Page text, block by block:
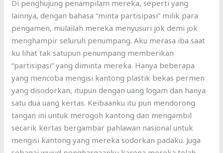
Di penghujung penampilam mereka, seperti yang
lainnya, dengan bahasa “minta partisipasi” milik para
pengamen, mulailah mereka menyusuri jok demi jok
menghampir seluruh penumpang. Aku merasa iba saat
ku lihat tak satupun penumpang memberikan
“partisipasi” yang diminta mereka. Hanya beberapa
yang mencoba mengisi kantong plastik bekas permen
yang disodorkan, itupun dengan uang logam dan hanya
satu dua uang kertas. Keibaanku itu pun mendorong
tangan ini untuk merogoh kantong dan mengambil
secarik kertas bergambar pahlawan nasional untuk
mengisi kantong yang mereka sodorkan padaku. Juga